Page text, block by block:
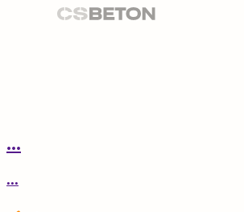
...
...